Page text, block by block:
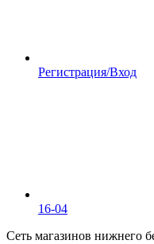
Регистрация/Вход
16-04
Сеть магазинов нижнего